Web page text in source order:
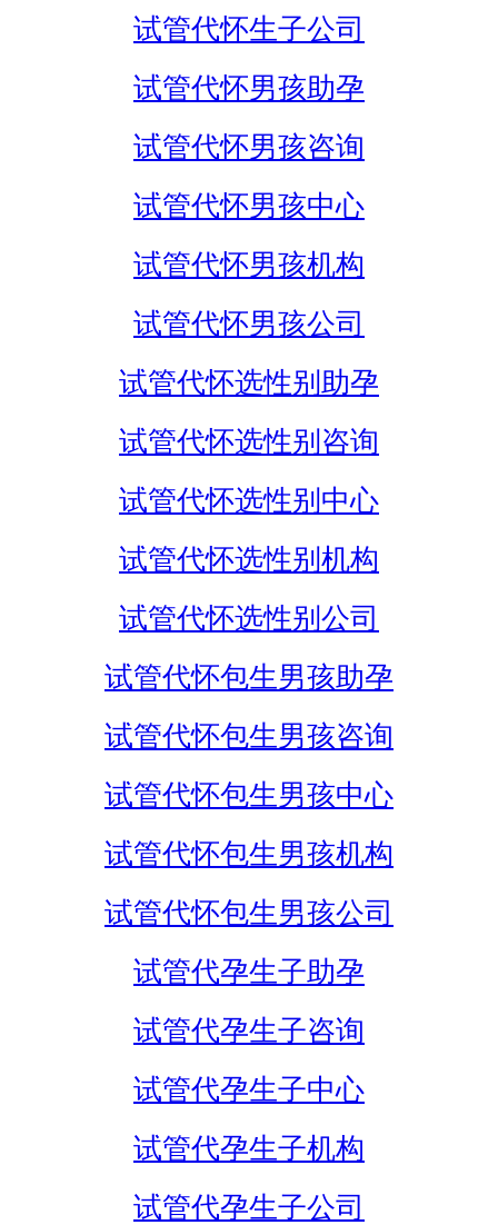
试管代怀生子公司
试管代怀男孩助孕
试管代怀男孩咨询
试管代怀男孩中心
试管代怀男孩机构
试管代怀男孩公司
试管代怀选性别助孕
试管代怀选性别咨询
试管代怀选性别中心
试管代怀选性别机构
试管代怀选性别公司
试管代怀包生男孩助孕
试管代怀包生男孩咨询
试管代怀包生男孩中心
试管代怀包生男孩机构
试管代怀包生男孩公司
试管代孕生子助孕
试管代孕生子咨询
试管代孕生子中心
试管代孕生子机构
试管代孕生子公司